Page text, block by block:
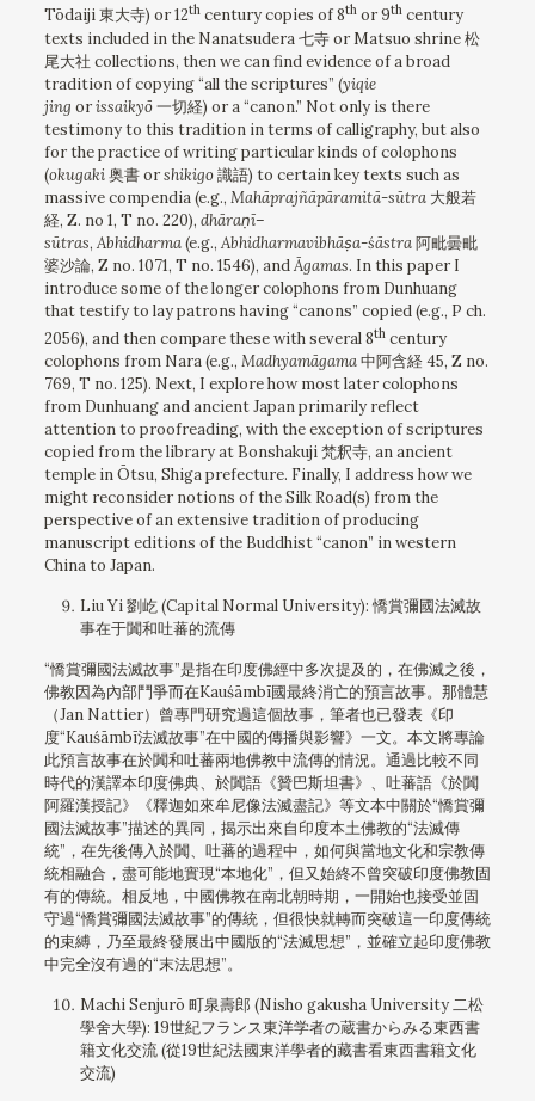
Tōdaiji 東大寺) or 12thcentury copies of 8thor 9thcentury
texts included in the Nanatsudera 七寺 or Matsuo shrine 松
尾大社 collections, then we can find evidence of a broad
tradition of copying “all the scriptures” (yiqie
jing orissaikyō一切経) or a “canon.” Not only is there
testimony to this tradition in terms of calligraphy, but also
for the practice of writing particular kinds of colophons
(okugaki奥書 orshikigo識語) to certain key texts such as
massive compendia (e.g., Mahāprajñāpāramitā-sūtra大般若
経, Z. no 1, T no. 220), dhāraṇī–
sūtras, Abhidharma(e.g., Abhidharmavibhāṣa-śāstra阿毗曇毗
婆沙論, Z no. 1071, T no. 1546), andĀgamas. In this paper I
introduce some of the longer colophons from Dunhuang
that testify to lay patrons having “canons” copied (e.g., P ch.
2056), and then compare these with several 8thcentury
colophons from Nara (e.g., Madhyamāgama中阿含経 45, Z no.
769, T no. 125). Next, I explore how most later colophons
from Dunhuang and ancient Japan primarily reflect
attention to proofreading, with the exception of scriptures
copied from the library at Bonshakuji 梵釈寺, an ancient
temple in Ōtsu, Shiga prefecture. Finally, I address how we
might reconsider notions of the Silk Road(s) from the
perspective of an extensive tradition of producing
manuscript editions of the Buddhist “canon” in western
China to Japan.
Liu Yi 劉屹 (Capital Normal University): 憍賞彌國法滅故
事在于闐和吐蕃的流傳
“憍賞彌國法滅故事”是指在印度佛經中多次提及的，在佛滅之後，
佛教因為內部鬥爭而在Kauśāmbī國最終消亡的預言故事。那體慧
（Jan Nattier）曾專門研究過這個故事，筆者也已發表《印
度“Kauśāmbī法滅故事”在中國的傳播與影響》一文。本文將專論
此預言故事在於闐和吐蕃兩地佛教中流傳的情況。通過比較不同
時代的漢譯本印度佛典、於闐語《贊巴斯坦書》、吐蕃語《於闐
阿羅漢授記》《釋迦如來牟尼像法滅盡記》等文本中關於“憍賞彌
國法滅故事”描述的異同，揭示出來自印度本土佛教的“法滅傳
統”，在先後傳入於闐、吐蕃的過程中，如何與當地文化和宗教傳
統相融合，盡可能地實現“本地化”，但又始終不曾突破印度佛教固
有的傳統。相反地，中國佛教在南北朝時期，一開始也接受並固
守過“憍賞彌國法滅故事”的傳統，但很快就轉而突破這一印度傳統
的束縛，乃至最終發展出中國版的“法滅思想”，並確立起印度佛教
中完全沒有過的“末法思想”。
Machi Senjurō 町泉壽郎 (Nisho gakusha University 二松
學舍大學): 19世紀フランス東洋学者の蔵書からみる東西書
籍文化交流 (從19世紀法國東洋學者的藏書看東西書籍文化
交流)